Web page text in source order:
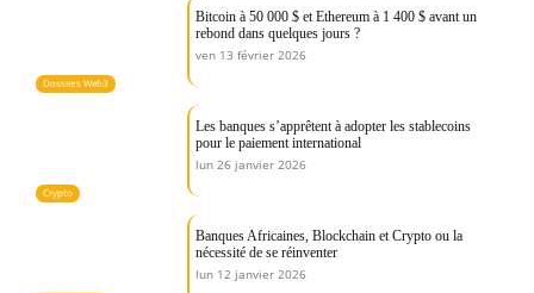
Dossiers Web3
Bitcoin à 50 000 $ et Ethereum à 1 400 $ avant un
rebond dans quelques jours ?
ven 13 février 2026
Crypto
Les banques s’apprêtent à adopter les stablecoins
pour le paiement international
lun 26 janvier 2026
Banques Africaines, Blockchain et Crypto ou la
nécessité de se réinventer
lun 12 janvier 2026